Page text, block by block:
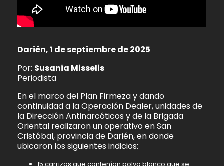
Darién, 1 de septiembre de 2025
Por: Susania Misselis
Periodista
En el marco del Plan Firmeza y dando
continuidad a la Operación Dealer, unidades de
la Dirección Antinarcóticos y de la Brigada
Oriental realizaron un operativo en San
Cristóbal, provincia de Darién, en donde
ubicaron los siguientes indicios: